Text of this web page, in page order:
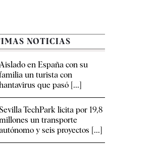
NOTICIAS
en España con su
un turista con
que pasó [...]
Sevilla TechPark licita por 19,8
un transporte
y seis proyectos [...]